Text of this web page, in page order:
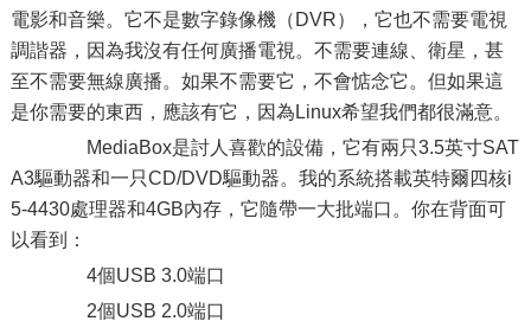
電影和音樂。它不是數字錄像機（DVR），它也不需要電視
調諧器，因為我沒有任何廣播電視。不需要連線、衛星，甚
至不需要無線廣播。如果不需要它，不會惦念它。但如果這
是你需要的東西，應該有它，因為Linux希望我們都很滿意。
MediaBox是討人喜歡的設備，它有兩只3.5英寸SAT
A3驅動器和一只CD/DVD驅動器。我的系統搭載英特爾四核i
5-4430處理器和4GB內存，它隨帶一大批端口。你在背面可
以看到：
4個USB 3.0端口
2個USB 2.0端口